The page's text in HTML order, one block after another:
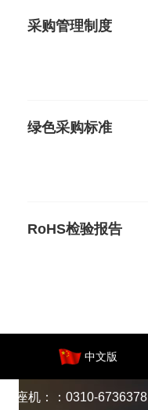
采购管理制度
绿色采购标准
RoHS检验报告
中文版
座机：：0310-6736378